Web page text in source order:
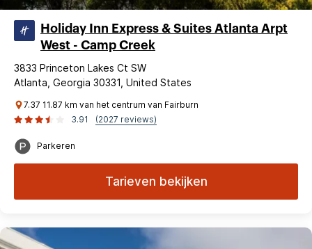
Holiday Inn Express & Suites Atlanta Arpt
West - Camp Creek
3833 Princeton Lakes Ct SW
Atlanta, Georgia 30331, United States
7.37 11.87 km van het centrum van Fairburn
3.91
(2027 reviews)
Parkeren
Tarieven bekijken